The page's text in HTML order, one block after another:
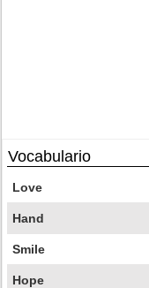
Vocabulario
Love
Hand
Smile
Hope